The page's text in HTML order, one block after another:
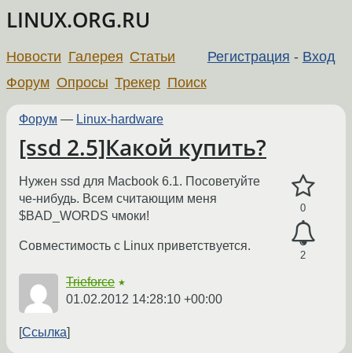
LINUX.ORG.RU
Регистрация - Вход
Новости Галерея Статьи
Форум Опросы Трекер Поиск
Форум — Linux-hardware
[ssd 2.5]Какой купить?
0
2
Нужен ssd для Macbook 6.1. Посоветуйте
че-нибудь. Всем считающим меня
$BAD_WORDS чмоки!
Совместимость с Linux приветствуется.
Trieforce ★
01.02.2012 14:28:10 +00:00
Ссылка